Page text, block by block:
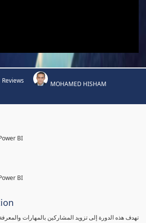
Reviews MOHAMED HISHAM
BI
BI
تهدف هذه الدورة إلى تزويد المشاركين بالمهارات